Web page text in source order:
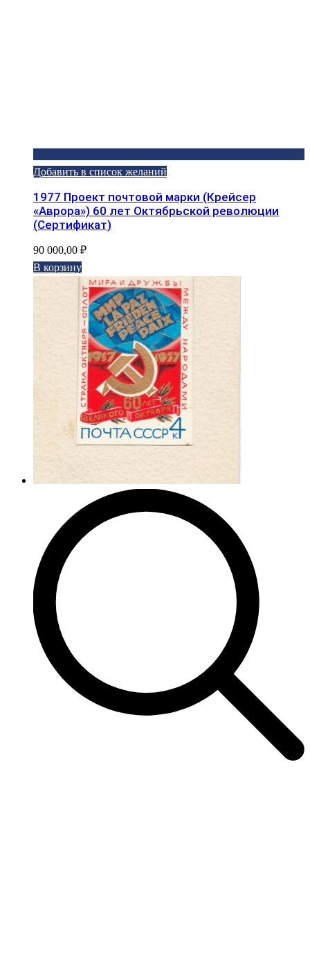
Добавить в список желаний
1977 Проект почтовой марки (Крейсер
«Аврора») 60 лет Октябрьской революции
(Сертификат)
90 000,00 ₽
В корзину